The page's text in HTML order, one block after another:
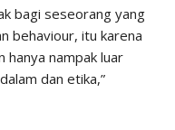
bagi seseorang yang
behaviour, itu karena
hanya nampak luar
dan etika,”